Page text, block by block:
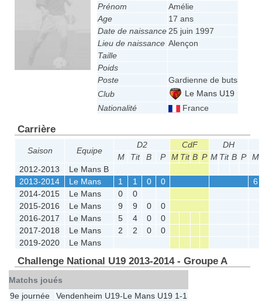
Prénom
Amélie
Age
17 ans
Date de naissance 25 juin 1997
Lieu de naissance Alençon
Taille
Poids
Poste
Gardienne de buts
Club
Le Mans U19
Nationalité
France
Carrière
Saison Equipe
D2 CdF DH
M
Tit B P M Tit B P M Tit B P
M
2012-2013
Le Mans B
2013-2014
Le Mans 1 1 0 0
6
2014-2015
Le Mans 0
0
2015-2016
Le Mans 9 9 0
0
2016-2017
Le Mans 5 4 0
0
2017-2018
Le Mans 2 2 0
0
2019-2020
Le Mans
Challenge National U19 2013-2014 - Groupe A
Matchs joués
9e journée
Vendenheim U19-Le Mans U19 1-1